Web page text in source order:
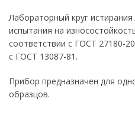
Лабораторный круг
испытания на
соответствии с ГОСТ 27180-
с ГОСТ 13087-81.
Прибор предназначен для
образцов.